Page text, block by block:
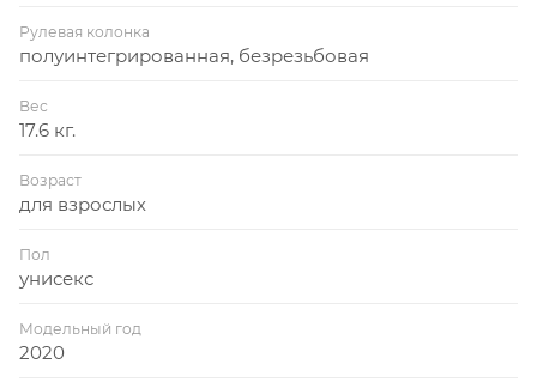
Рулевая колонка
полуинтегрированная, безрезьбовая
Вес
17.6 кг.
Возраст
для взрослых
Пол
унисекс
Модельный год
2020